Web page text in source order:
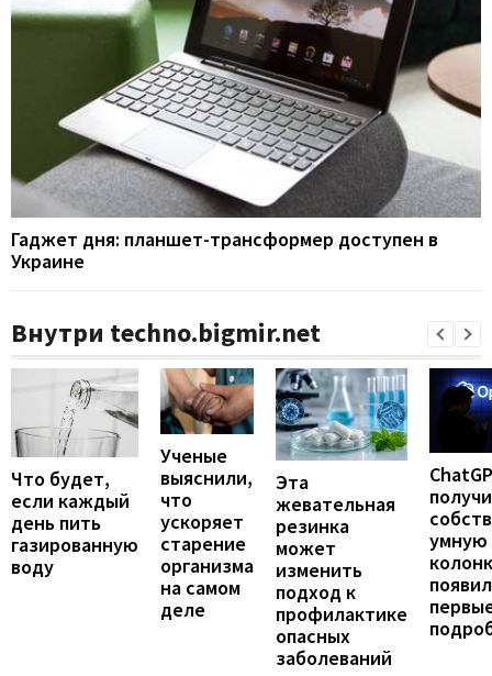
Гаджет дня: планшет-трансформер доступен в
Украине
Внутри techno.bigmir.net
Что будет,
если каждый
день пить
газированную
воду
Ученые
выяснили,
что
ускоряет
старение
организма
на самом
деле
Эта
жевательная
резинка
может
изменить
подход к
профилактике
опасных
заболеваний
умную